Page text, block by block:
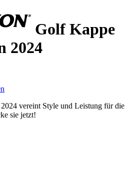
Golf Kappe
2024
vereint Style und Leistung für die
sie jetzt!